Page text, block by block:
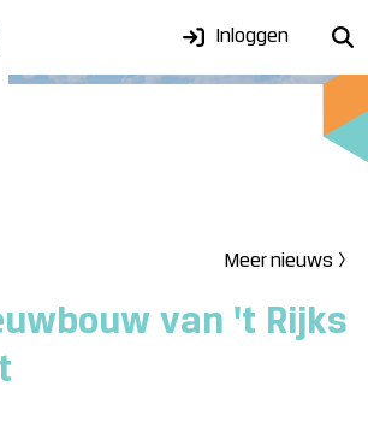
Inloggen
Meer nieuws >
van 't Rijks